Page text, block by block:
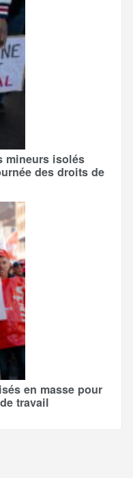
mineurs isolés
des droits de
en masse pour
travail